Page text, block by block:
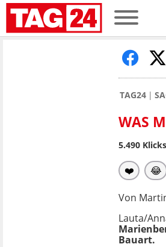
TAG24
WAS
5.490 Klicks
❤️ 😂
Von
Lauta/
Bauart.